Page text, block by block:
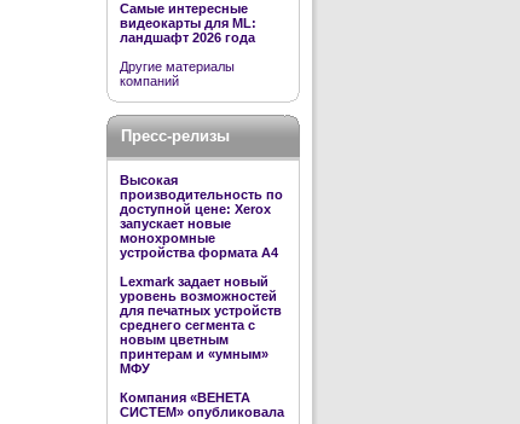
Самые интересные
видеокарты для ML:
ландшафт 2026 года
Другие материалы
компаний
Пресс-релизы
Высокая
производительность по
доступной цене: Xerox
запускает новые
монохромные
устройства формата А4
Lexmark задает новый
уровень возможностей
для печатных устройств
среднего сегмента с
новым цветным
принтерам и «умным»
МФУ
Компания «ВЕНЕТА
СИСТЕМ» опубликовала